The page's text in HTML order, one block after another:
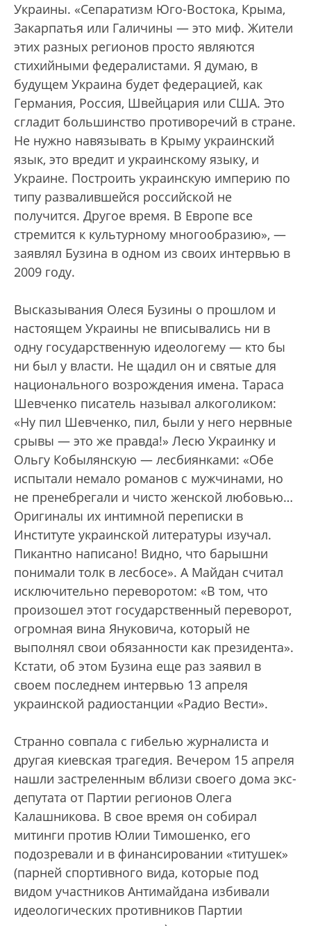
Украины. «Сепаратизм Юго-Востока, Крыма,
Закарпатья или Галичины — это миф. Жители
этих разных регионов просто являются
стихийными федералистами. Я думаю, в
будущем Украина будет федерацией, как
Германия, Россия, Швейцария или США. Это
сгладит большинство противоречий в стране.
Не нужно навязывать в Крыму украинский
язык, это вредит и украинскому языку, и
Украине. Построить украинскую империю по
типу развалившейся российской не
получится. Другое время. В Европе все
стремится к культурному многообразию», —
заявлял Бузина в одном из своих интервью в
2009 году.
Высказывания Олеся Бузины о прошлом и
настоящем Украины не вписывались ни в
одну государственную идеологему — кто бы
ни был у власти. Не щадил он и святые для
национального возрождения имена. Тараса
Шевченко писатель называл алкоголиком:
«Ну пил Шевченко, пил, были у него нервные
срывы — это же правда!» Лесю Украинку и
Ольгу Кобылянскую — лесбиянками: «Обе
испытали немало романов с мужчинами, но
не пренебрегали и чисто женской любовью…
Оригиналы их интимной переписки в
Институте украинской литературы изучал.
Пикантно написано! Видно, что барышни
понимали толк в лесбосе». А Майдан считал
исключительно переворотом: «В том, что
произошел этот государственный переворот,
огромная вина Януковича, который не
выполнял свои обязанности как президента».
Кстати, об этом Бузина еще раз заявил в
своем последнем интервью 13 апреля
украинской радиостанции «Радио Вести».
Странно совпала с гибелью журналиста и
другая киевская трагедия. Вечером 15 апреля
нашли застреленным вблизи своего дома экс-
депутата от Партии регионов Олега
Калашникова. В свое время он собирал
митинги против Юлии Тимошенко, его
подозревали и в финансировании «титушек»
(парней спортивного вида, которые под
видом участников Антимайдана избивали
идеологических противников Партии